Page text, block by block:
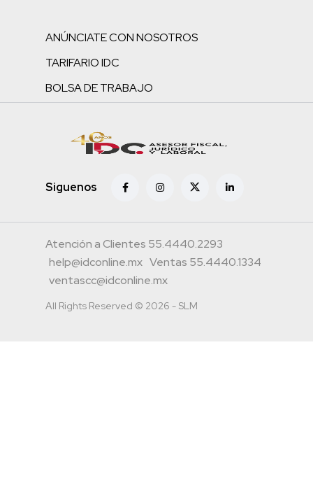
ANÚNCIATE CON NOSOTROS
TARIFARIO IDC
BOLSA DE TRABAJO
Siguenos
Atención a Clientes 55.4440.2293
help@idconline.mx Ventas 55.4440.1334
ventascc@idconline.mx
All Rights Reserved © 2026 - SLM